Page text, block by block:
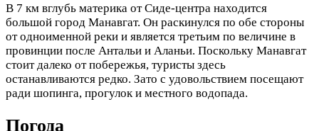
В 7 км вглубь материка от Сиде-центра находится
большой город Манавгат. Он раскинулся по обе стороны
от одноименной реки и является третьим по величине в
провинции после Антальи и Аланьи. Поскольку Манавгат
стоит далеко от побережья, туристы здесь
останавливаются редко. Зато с удовольствием посещают
ради шопинга, прогулок и местного водопада.
Погода